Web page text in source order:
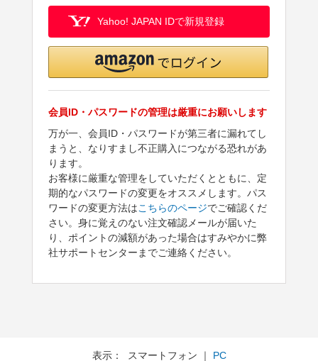
Yahoo! JAPAN IDで新規登録
会員ID・パスワードの管理は厳重にお願いします
万が一、会員ID・パスワードが第三者に漏れてし
まうと、なりすまし不正購入につながる恐れがあ
ります。
お客様に厳重な管理をしていただくとともに、定
期的なパスワードの変更をオススメします。パス
ワードの変更方法はこちらのページでご確認くだ
さい。身に覚えのない注文確認メールが届いた
り、ポイントの減額があった場合はすみやかに弊
社サポートセンターまでご連絡ください。
表示： スマートフォン ｜ PC